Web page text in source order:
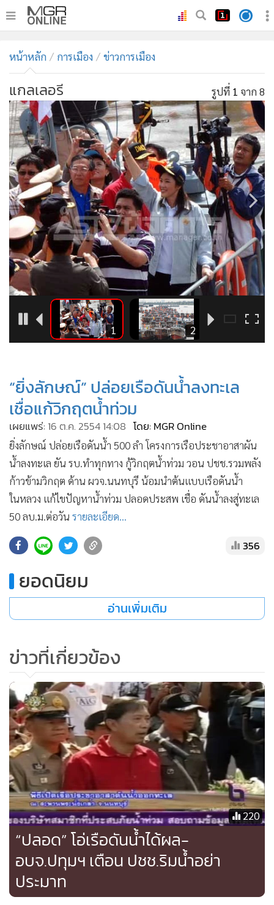
ทันเหตุการณ์
• ภาคใต้
• ภูมิภาค
• Online Section
• บันเทิง
• ผู้จัดการรายวัน
• คอลัมนิสต์
• ละคร
• CbizReview
• Cyber BIZ
• ผู้จัดกวน
• Good health & Well-being
• Green Innovation & SD
Management & HR
MGR Live
• ท่องเที่ยว
• กีฬา
• ต่างประเทศ
• Special Scoop
• เศรษฐกิจ-ธุรกิจ
• จีน
• ชุมชน-คุณภาพชีวิต
• อาชญากรรม
• Motoring
•
วิทยาศาสตร์
• SMEs
• หุ้น
• กองทุนรวม
• Celeb Online
• Factcheck
• ญี่ปุ่น
• News1
• Gotomanager
“ยิ่งลักษณ์” ปล่อยเรือดันน้ำลงทะเล
เชื่อแก้วิกฤตน้ำท่วม
เผยแพร่: 16 ต.ค. 2554 14:08 โดย: MGR Online
ยิ่งลักษณ์ ปล่อยเรือดันน้ำ 500 ลำ โครงการเรือประชาอาสาผัน
น้ำลงทะเล ยัน รบ.ทำทุกทาง กู้วิกฤตน้ำท่วม วอน ปชช.รวมพลัง
ก้าวข้ามวิกฤต ด้าน ผวจ.นนทบุรี น้อมนำต้นแบบเรือดันน้ำ
ในหลวง แก้ไขปัญหาน้ำท่วม ปลอดประสพ เชื่อ ดันน้ำลงสู่ทะเล
50 ลบ.ม.ต่อวัน รายละเอียด...
356
ยอดนิยม
อ่านเพิ่มเติม
ข่าวที่เกี่ยวข้อง
220
“ปลอด” โอ่เรือดันน้ำได้ผล-
อบจ.ปทุมฯ เตือน ปชช.ริมน้ำอย่า
ประมาท
หน้าหลัก การเมือง ข่าวการเมือง
แกลเลอรี รูปที่ 1 จาก 8
1 2